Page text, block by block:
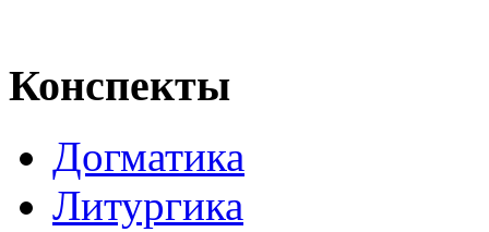
Конспекты
Догматика
Литургика